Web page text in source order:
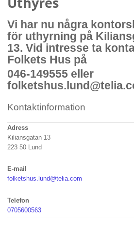
Vi har nu några
för uthyrning på
13. Vid intresse ta
Folkets Hus på
046-149555 eller
Kontaktinformation
Adress
Kiliansgatan 13
223 50 Lund
E-mail
folketshus.lund@telia.com
Telefon
0705600563